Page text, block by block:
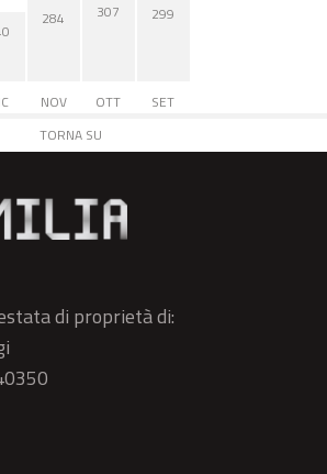
284
NOV
307
OTT
299
SET
TORNA SU
di proprietà di: